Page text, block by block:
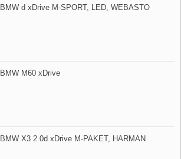
BMW d xDrive M​-SPORT,​ LED,​ WEBASTO
BMW M60 xDrive
BMW X3 2.0d xDrive M​-PAKET,​ HARMAN